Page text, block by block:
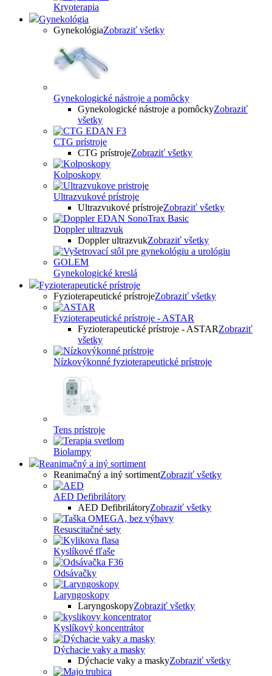
Kryoterapia
Gynekológia
GynekológiaZobraziť všetky
Gynekologické nástroje a pomôcky
Gynekologické nástroje a pomôckyZobraziť
všetky
CTG prístroje
CTG prístrojeZobraziť všetky
Kolposkopy
Ultrazvukové prístroje
Ultrazvukové prístrojeZobraziť všetky
Doppler ultrazvuk
Doppler ultrazvukZobraziť všetky
Gynekologické kreslá
Fyzioterapeutické prístroje
Fyzioterapeutické prístrojeZobraziť všetky
Fyzioterapeutické prístroje - ASTAR
Fyzioterapeutické prístroje - ASTARZobraziť
všetky
Nízkovýkonné fyzioterapeutické prístroje
Tens prístroje
Biolampy
Reanimačný a iný sortiment
Reanimačný a iný sortimentZobraziť všetky
AED Defibrilátory
AED DefibrilátoryZobraziť všetky
Resuscitačné sety
Kyslíkové fľaše
Odsávačky
Laryngoskopy
LaryngoskopyZobraziť všetky
Kyslíkový koncentrátor
Dýchacie vaky a masky
Dýchacie vaky a maskyZobraziť všetky